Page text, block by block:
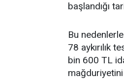
başlandığı
Bu
78 aykırılık
bin 600 TL
mağduriyetini